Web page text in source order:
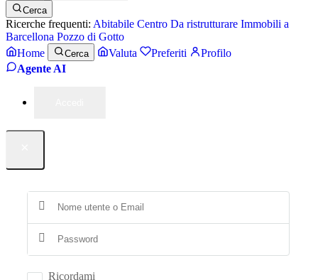
Cerca
Ricerche frequenti: Abitabile Centro Da ristrutturare Immobili a
Barcellona Pozzo di Gotto
Home
Cerca Valuta Preferiti
Profilo
Agente AI
Ricordami